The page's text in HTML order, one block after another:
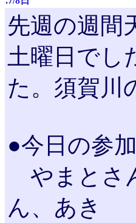
先週の週間
土曜日でし
た。須賀川
●今日の参
やまとさ
ん、あき